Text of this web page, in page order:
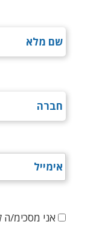
אני מסכימ/ה